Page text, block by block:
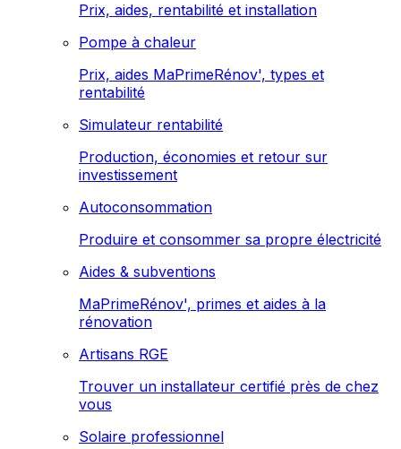
Prix, aides, rentabilité et installation
Pompe à chaleur
Prix, aides MaPrimeRénov', types et
rentabilité
Simulateur rentabilité
Production, économies et retour sur
investissement
Autoconsommation
Produire et consommer sa propre électricité
Aides & subventions
MaPrimeRénov', primes et aides à la
rénovation
Artisans RGE
Trouver un installateur certifié près de chez
vous
Solaire professionnel